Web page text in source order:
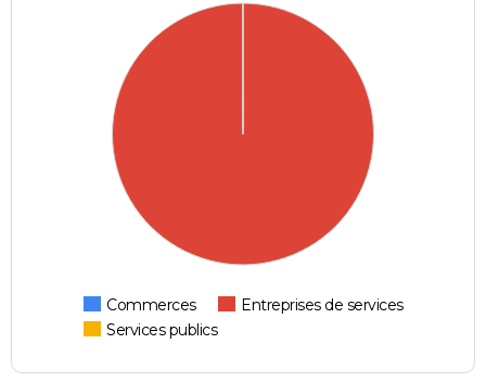
Commerces
Entreprises de services
Services publics